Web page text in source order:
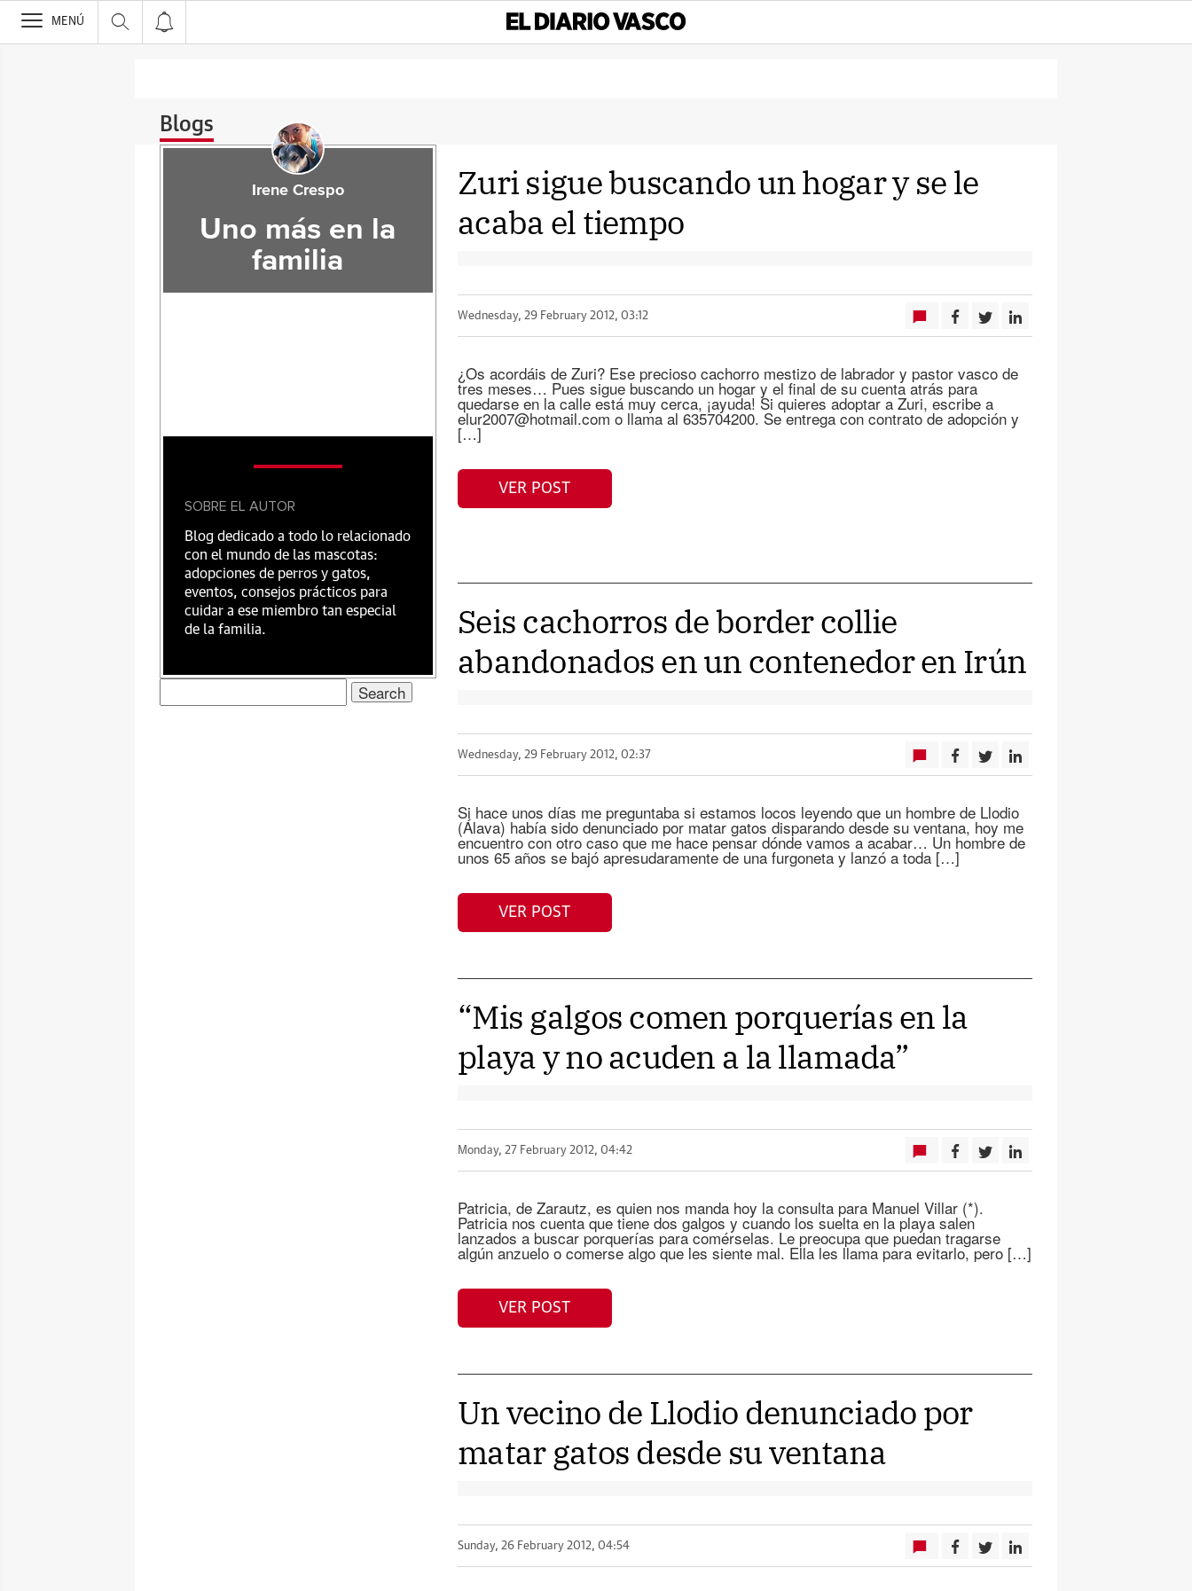
>
MENÚ
Blogs
Zuri sigue buscando un hogar y se le
acaba el tiempo
Wednesday, 29 February 2012, 03:12
¿Os acordáis de Zuri? Ese precioso cachorro mestizo de labrador y pastor vasco de
tres meses… Pues sigue buscando un hogar y el final de su cuenta atrás para
quedarse en la calle está muy cerca, ¡ayuda! Si quieres adoptar a Zuri, escribe a
elur2007@hotmail.com o llama al 635704200. Se entrega con contrato de adopción y
[…]
VER POST
Seis cachorros de border collie
abandonados en un contenedor en Irún
Wednesday, 29 February 2012, 02:37
Si hace unos días me preguntaba si estamos locos leyendo que un hombre de Llodio
(Álava) había sido denunciado por matar gatos disparando desde su ventana, hoy me
encuentro con otro caso que me hace pensar dónde vamos a acabar… Un hombre de
unos 65 años se bajó apresudaramente de una furgoneta y lanzó a toda […]
VER POST
“Mis galgos comen porquerías en la
playa y no acuden a la llamada”
Monday, 27 February 2012, 04:42
Patricia, de Zarautz, es quien nos manda hoy la consulta para Manuel Villar (*).
Patricia nos cuenta que tiene dos galgos y cuando los suelta en la playa salen
lanzados a buscar porquerías para comérselas. Le preocupa que puedan tragarse
algún anzuelo o comerse algo que les siente mal. Ella les llama para evitarlo, pero […]
VER POST
Un vecino de Llodio denunciado por
matar gatos desde su ventana
Sunday, 26 February 2012, 04:54
Irene Crespo
Uno más en la
familia
SOBRE EL AUTOR
Blog dedicado a todo lo relacionado
con el mundo de las mascotas:
adopciones de perros y gatos,
eventos, consejos prácticos para
cuidar a ese miembro tan especial
de la familia.
Search
for: